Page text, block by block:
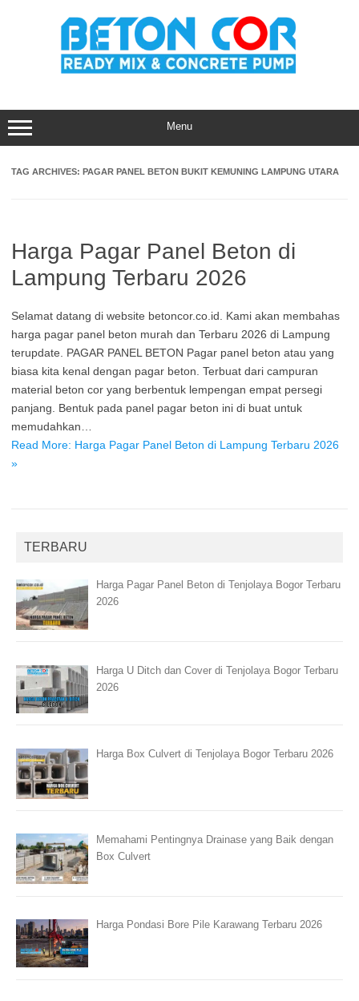
Menu
TAG ARCHIVES: PAGAR PANEL BETON BUKIT KEMUNING LAMPUNG UTARA
Harga Pagar Panel Beton di
Lampung Terbaru 2026
Selamat datang di website betoncor.co.id. Kami akan membahas
harga pagar panel beton murah dan Terbaru 2026 di Lampung
terupdate. PAGAR PANEL BETON Pagar panel beton atau yang
biasa kita kenal dengan pagar beton. Terbuat dari campuran
material beton cor yang berbentuk lempengan empat persegi
panjang. Bentuk pada panel pagar beton ini di buat untuk
memudahkan…
Read More: Harga Pagar Panel Beton di Lampung Terbaru 2026
»
TERBARU
Harga Pagar Panel Beton di Tenjolaya Bogor Terbaru
2026
Harga U Ditch dan Cover di Tenjolaya Bogor Terbaru
2026
Harga Box Culvert di Tenjolaya Bogor Terbaru 2026
Memahami Pentingnya Drainase yang Baik dengan
Box Culvert
Harga Pondasi Bore Pile Karawang Terbaru 2026